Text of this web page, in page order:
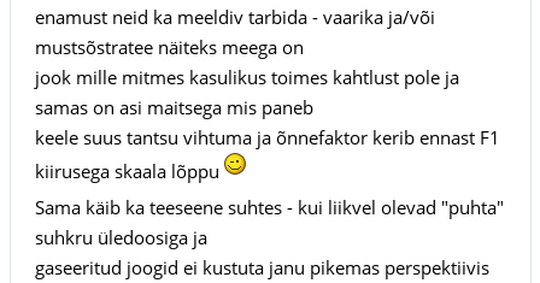
enamust neid ka meeldiv tarbida - vaarika ja/või
mustsõstratee näiteks meega on
jook mille mitmes kasulikus toimes kahtlust pole ja
samas on asi maitsega mis paneb
keele suus tantsu vihtuma ja õnnefaktor kerib ennast F1
kiirusega skaala lõppu
Sama käib ka teeseene suhtes - kui liikvel olevad "puhta"
suhkru üledoosiga ja
gaseeritud joogid ei kustuta janu pikemas perspektiivis